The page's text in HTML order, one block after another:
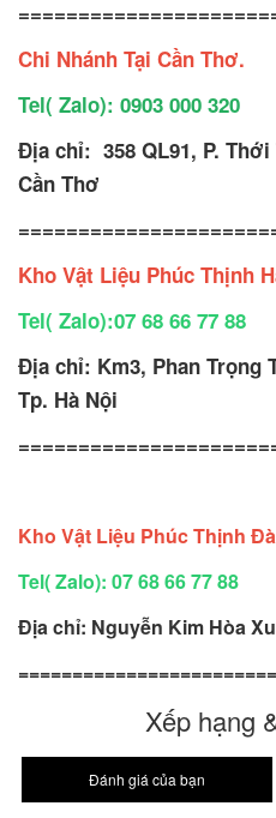
Chi Nhánh Tại Cần Thơ.
Tel( Zalo): 0903 000 320
Địa chỉ: 358 QL91, P.
Cần Thơ
Kho Vật Liệu Phúc Thịnh
Tel( Zalo):07 68 66 77 88
Địa chỉ: Km3, Phan Trọng
Tp. Hà Nội
Kho Vật Liệu Phúc Thịnh
Tel( Zalo): 07 68 66 77 88
Địa chỉ: Nguyễn Kim Hòa
Xếp hạng